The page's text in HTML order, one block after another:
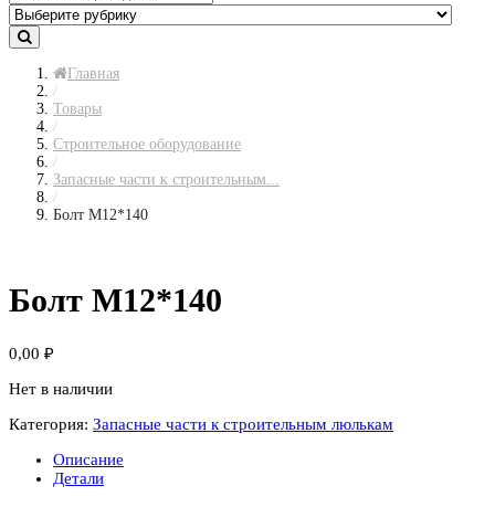
Главная
/
Товары
/
Строительное оборудование
/
Запасные части к строительным...
/
Болт М12*140
Болт М12*140
0,00 ₽
Нет в наличии
Категория: Запасные части к строительным люлькам
Описание
Детали